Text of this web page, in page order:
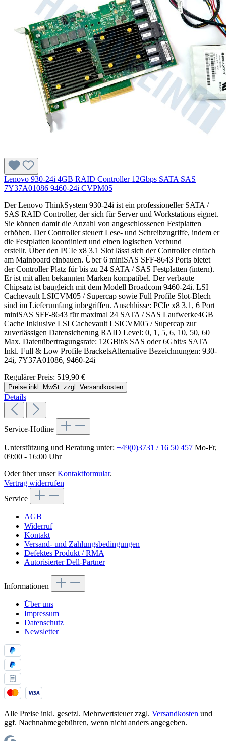
Lenovo 930-24i 4GB RAID Controller 12Gbps SATA SAS
7Y37A01086 9460-24i CVPM05
Der Lenovo ThinkSystem 930-24i ist ein professioneller SATA /
SAS RAID Controller, der sich für Server und Workstations eignet.
Sie können damit die Anzahl von angeschlossenen Festplatten
erhöhen. Der Controller steuert Lese- und Schreibzugriffe, indem er
die Festplatten koordiniert und einen logischen Verbund
erstellt. Über den PCIe x8 3.1 Slot lässt sich der Controller einfach
am Mainboard einbauen. Über 6 miniSAS SFF-8643 Ports bietet
der Controller Platz für bis zu 24 SATA / SAS Festplatten (intern).
Er ist mit allen bekannten Marken kompatibel. Der verbaute
Chipsatz ist baugleich mit dem Modell Broadcom 9460-24i. LSI
Cachevault LSICVM05 / Supercap sowie Full Profile Slot-Blech
sind im Lieferumfang inbegriffen. Anschlüsse: PCIe x8 3.1, 6 Port
miniSAS SFF-8643 für maximal 24 SATA / SAS Laufwerke4GB
Cache Inklusive LSI Cachevault LSICVM05 / Supercap zur
zuverlässigen Datensicherung RAID Level: 0, 1, 5, 6, 10, 50, 60
Max. Datenübertragungsrate: 12GBit/s SAS oder 6Gbit/s SATA
Inkl. Full & Low Profile BracketsAlternative Bezeichnungen: 930-
24i, 7Y37A01086, 9460-24i
Regulärer Preis: 519,90 €
Preise inkl. MwSt. zzgl. Versandkosten
Details
Service-Hotline
Unterstützung und Beratung unter: +49(0)3731 / 16 50 457 Mo-Fr,
09:00 - 16:00 Uhr
Oder über unserKontaktformular.
Vertrag widerrufen
Service
AGB
Widerruf
Kontakt
Versand- und Zahlungsbedingungen
Defektes Produkt / RMA
Autorisierter Dell-Partner
Informationen
Über uns
Impressum
Datenschutz
Newsletter
Alle Preise inkl. gesetzl. Mehrwertsteuer zzgl. Versandkosten und
ggf. Nachnahmegebühren, wenn nicht anders angegeben.